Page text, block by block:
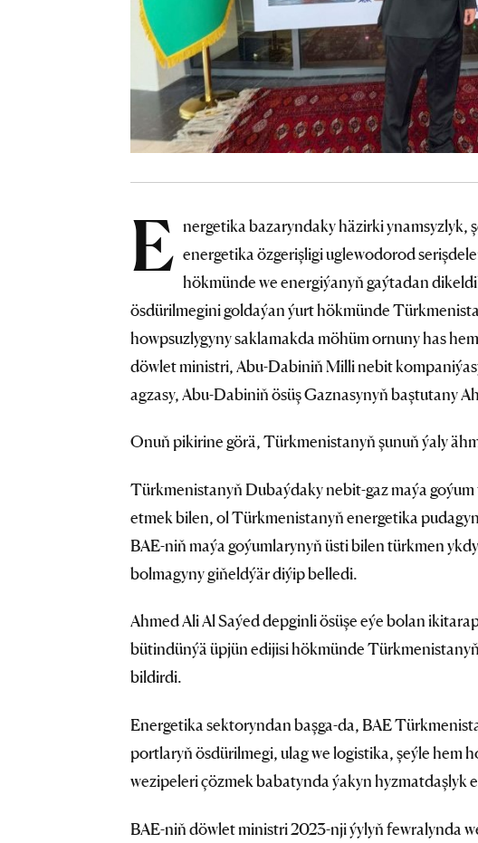
E nergetika bazaryndaky häzirki ynamsyzlyk,
energetika özgerişligi uglewodorod
hökmünde we energiýanyň gaýtadan
ösdürilmegini goldaýan ýurt hökmünde
howpsuzlygyny saklamakda möhüm ornuny has
döwlet ministri, Abu-Dabiniň Milli nebit
agzasy, Abu-Dabiniň ösüş Gaznasynyň baştutany
Onuň pikirine görä, Türkmenistanyň şunuň ýaly
Türkmenistanyň Dubaýdaky nebit-gaz maýa
etmek bilen, ol Türkmenistanyň energetika
BAE-niň maýa goýumlarynyň üsti bilen türkmen
bolmagyny giňeldýär diýip belledi.
Ahmed Ali Al Saýed depginli ösüşe eýe bolan
bütindünýä üpjün edijisi hökmünde
bildirdi.
Energetika sektoryndan başga-da, BAE
portlaryň ösdürilmegi, ulag we logistika, şeýle hem
wezipeleri çözmek babatynda ýakyn hyzmatdaşlyk
BAE-niň döwlet ministri 2023-nji ýylyň fewralynda